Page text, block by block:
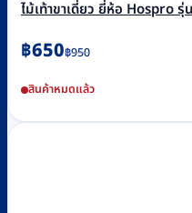
ไม้เท้าขาเดี่ยว ยี่ห้อ Hospro
฿950
Original
was:
฿950.
฿650
Current
is:
฿650.
สินค้าหมดแล้ว